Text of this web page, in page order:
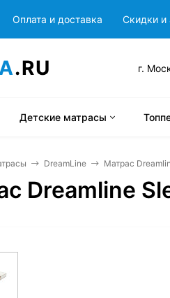
Оплата и доставка Скидки и
.RU г.
Детские матрасы
DreamLine Матрас
Dreamline